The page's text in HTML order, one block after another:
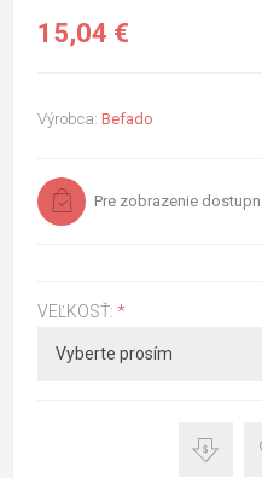
15,04 €
Výrobca: Befado
Pre zobrazenie
VEĽKOSŤ: *